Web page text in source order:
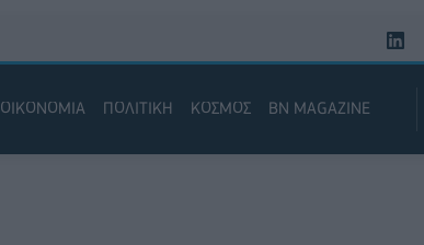
ΟΙΚΟΝΟΜΙΑ ΠΟΛΙΤΙΚΗ ΚΟΣΜΟΣ BN MAGAZINE